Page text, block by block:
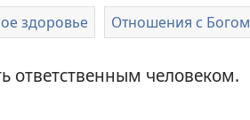
здоровье Отношения с Богом
ответственным человеком.